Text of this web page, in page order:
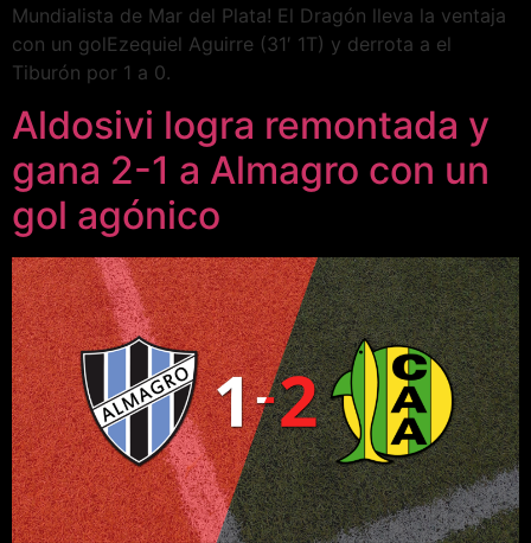
Mundialista de Mar del Plata! El Dragón lleva la ventaja
con un golEzequiel Aguirre (31′ 1T) y derrota a el
Tiburón por 1 a 0.
Aldosivi logra remontada y
gana 2-1 a Almagro con un
gol agónico